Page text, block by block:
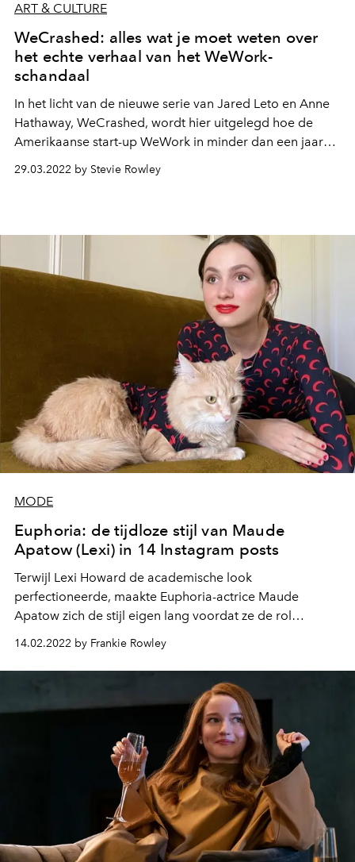
ART & CULTURE
WeCrashed: alles wat je moet weten over
het echte verhaal van het WeWork-
schandaal
In het licht van de nieuwe serie van Jared Leto en Anne
Hathaway, WeCrashed, wordt hier uitgelegd hoe de
Amerikaanse start-up WeWork in minder dan een jaar
miljoen euro) naar een faillissement ging.
29.03.2022 by Stevie Rowley
MODE
Euphoria: de tijdloze stijl van Maude
Apatow (Lexi) in 14 Instagram posts
Terwijl Lexi Howard de academische look
perfectioneerde, maakte Euphoria-actrice Maude
Apatow zich de stijl eigen lang voordat ze de rol
14.02.2022 by Frankie Rowley